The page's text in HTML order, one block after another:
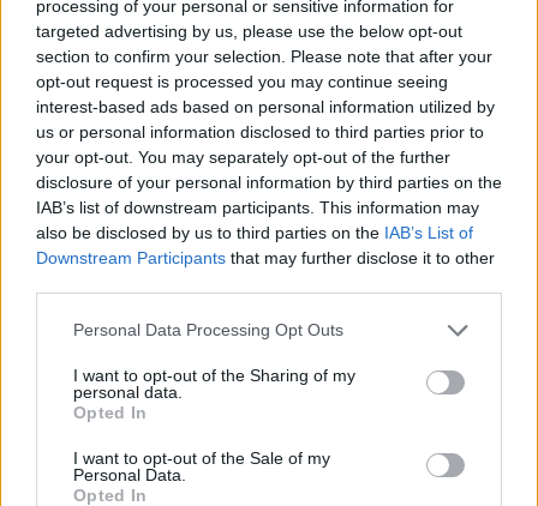
processing of your personal or sensitive information for
targeted advertising by us, please use the below opt-out
section to confirm your selection. Please note that after your
opt-out request is processed you may continue seeing
interest-based ads based on personal information utilized by
us or personal information disclosed to third parties prior to
your opt-out. You may separately opt-out of the further
disclosure of your personal information by third parties on the
IAB’s list of downstream participants. This information may
also be disclosed by us to third parties on the IAB’s List of
Downstream Participants that may further disclose it to other
Personal Data Processing Opt Outs
I want to opt-out of the Sharing of my
personal data.
Opted In
I want to opt-out of the Sale of my
Personal Data.
Opted In
Nu åbner stor Biltema-café
Populær
Aalborg
Aktuelt